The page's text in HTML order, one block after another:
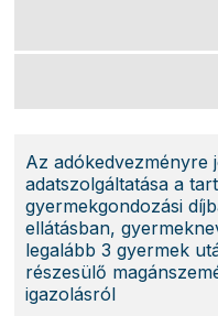
Az adókedvezményre
adatszolgáltatása a
gyermekgondozási
ellátásban,
legalább 3 gyermek
részesülő
igazolásról